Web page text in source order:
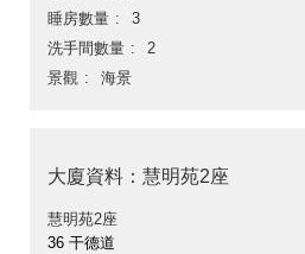
睡房數量
3
洗手間數量
2
景觀
海景
大廈資料：慧明苑2座
慧明苑2座
36 干德道